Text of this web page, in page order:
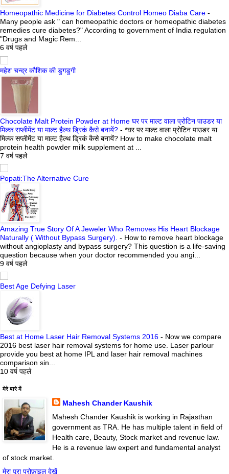
Homeopathic Medicine for Diabetes Control Homeo Diaba Care -
Many people ask " can homeopathic doctors or homeopathic diabetes
remedies cure diabetes?" According to government of India regulation
"Drugs and Magic Rem...
6 वर्ष पहले
महेश चन्द्र कौशिक की डुगडुगी
Chocolate Malt Protein Powder at Home घर पर माल्ट वाला प्रोटिन पाउडर या
मिल्क सप्लीमेंट या माल्ट हैल्थ ड्रिकं कैसे बनायें? - *घर पर माल्ट वाला प्रोटिन पाउडर या
मिल्क सप्लीमेंट या माल्ट हैल्थ ड्रिकं कैसे बनायें? How to make chocolate malt
protein health powder milk supplement at ...
7 वर्ष पहले
Popati:The Alternative Cure
Amazing True Story Of A Jeweler Who Removes His Heart Blockage
Naturally ( Without Bypass Surgery). - How to remove heart blockage
without angioplasty and bypass surgery? This question is a life-saving
question because when your doctor recommended you angi...
9 वर्ष पहले
Best Age Defying Laser
Best at Home Laser Hair Removal Systems 2016 - Now we compare
2016 best laser hair removal systems for home use. Laser parlour
provide you best at home IPL and laser hair removal machines
comparison sin...
10 वर्ष पहले
मेरे बारे में
Mahesh Chander Kaushik
Mahesh Chander Kaushik is working in Rajasthan
government as TRA. He has multiple talent in field of
Health care, Beauty, Stock market and revenue law.
He is a revenue law expert and fundamental analyst
of stock market.
मेरा पूरा प्रोफ़ाइल देखें